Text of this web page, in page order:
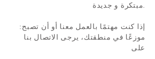
مبتكرة و جديدة.
:إذا كنت مهتمًا بالعمل معنا أو أن تصبح
موزعًا في منطقتك، يرجى الاتصال بنا
على